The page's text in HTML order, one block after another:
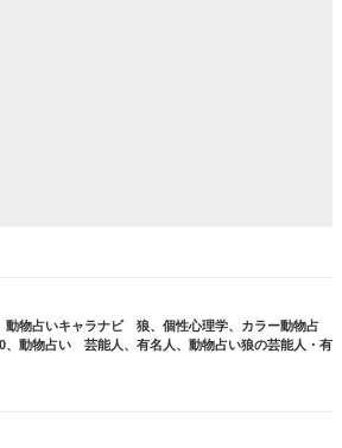
動物占いキャラナビ 狼、 個性心理学、
カラー動物占
、 動物占い 芸能人、有名人 、 動物占い狼の芸能人・有